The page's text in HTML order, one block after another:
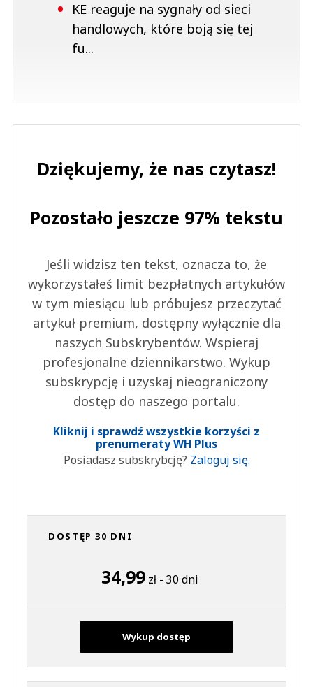
KE reaguje na sygnały od sieci
handlowych, które boją się tej
fu...
Dziękujemy, że nas czytasz!
Pozostało jeszcze 97% tekstu
Jeśli widzisz ten tekst, oznacza to, że
wykorzystałeś limit bezpłatnych artykułów
w tym miesiącu lub próbujesz przeczytać
artykuł premium, dostępny wyłącznie dla
naszych Subskrybentów. Wspieraj
profesjonalne dziennikarstwo. Wykup
subskrypcję i uzyskaj nieograniczony
dostęp do naszego portalu.
Kliknij i sprawdź wszystkie korzyści z
prenumeraty WH Plus
Posiadasz subskrybcję? Zaloguj się.
DOSTĘP 30 DNI
34,99 zł - 30 dni
Wykup dostęp